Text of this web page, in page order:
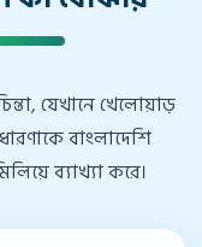
যেখানে খেলোয়াড়
বাংলাদেশি
ব্যাখ্যা করে।